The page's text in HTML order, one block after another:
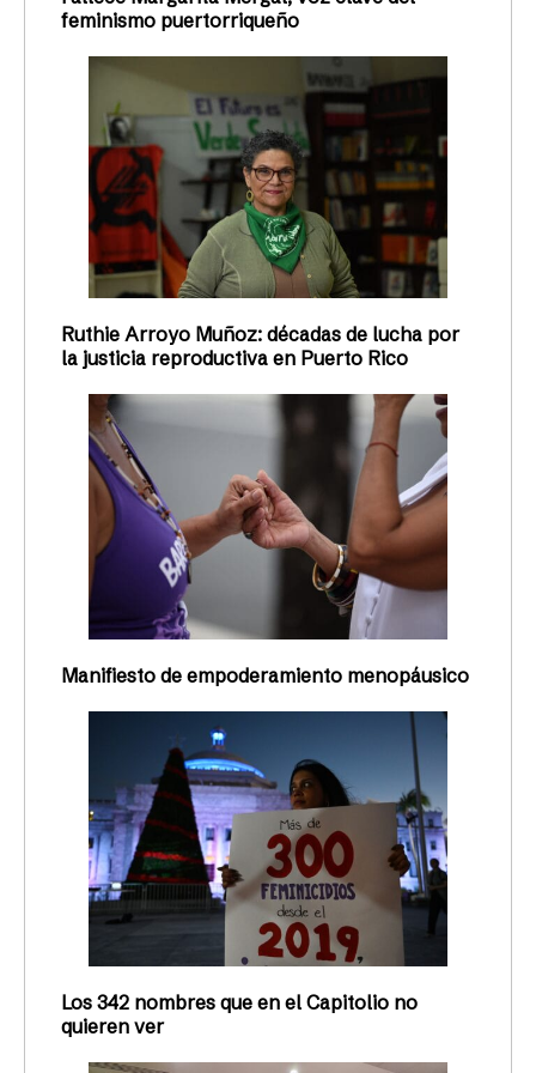
feminismo puertorriqueño
Ruthie Arroyo Muñoz: décadas de lucha por
la justicia reproductiva en Puerto Rico
Manifiesto de empoderamiento menopáusico
Los 342 nombres que en el Capitolio no
quieren ver